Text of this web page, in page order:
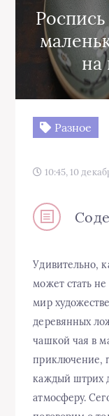
на
Разное
10:45, 10
Удивительно,
может стать
мир
деревянных
чашкой чая в
приключение,
каждый штрих
атмосферу.